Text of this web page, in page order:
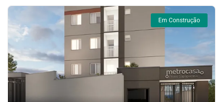
Em Construção